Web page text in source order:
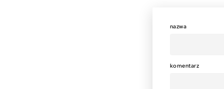
komentarz
nazwa